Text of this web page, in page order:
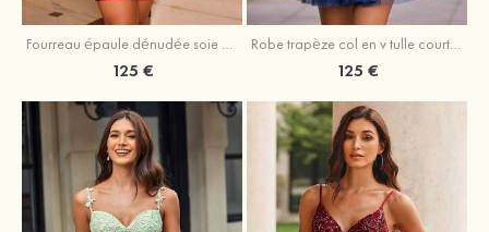
Fourreau épaule dénudée soie comme du satin courte/mini robe de fête de la rentrée
125 €
Robe trapèze col en v tulle courte/mini robe de fête de la rentrée avec poches paillettes
125 €